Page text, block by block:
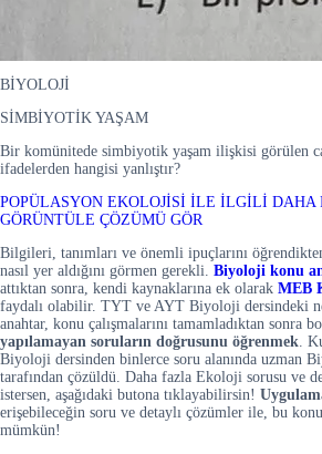
BİYOLOJİ
SİMBİYOTİK YAŞAM
Bir komünitede simbiyotik yaşam ilişkisi görülen
ifadelerden hangisi yanlıştır?
POPÜLASYON EKOLOJİSİ İLE İLGİLİ DAHA
GÖRÜNTÜLE ÇÖZÜMÜ GÖR
Bilgileri, tanımları ve önemli ipuçlarını
nasıl yer aldığını görmen gerekli. Biyoloji konu
attıktan sonra, kendi kaynaklarına ek olarak MEB
faydalı olabilir. TYT ve AYT Biyoloji dersindeki
anahtar, konu çalışmalarını tamamladıktan sonra
yapılamayan soruların doğrusunu öğrenmek.
Biyoloji dersinden binlerce soru alanında uzman
tarafından çözüldü. Daha fazla Ekoloji sorusu ve
istersen, aşağıdaki butona tıklayabilirsin!
erişebileceğin soru ve detaylı çözümler ile, bu
mümkün!